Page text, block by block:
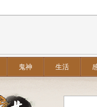
鬼神 生活